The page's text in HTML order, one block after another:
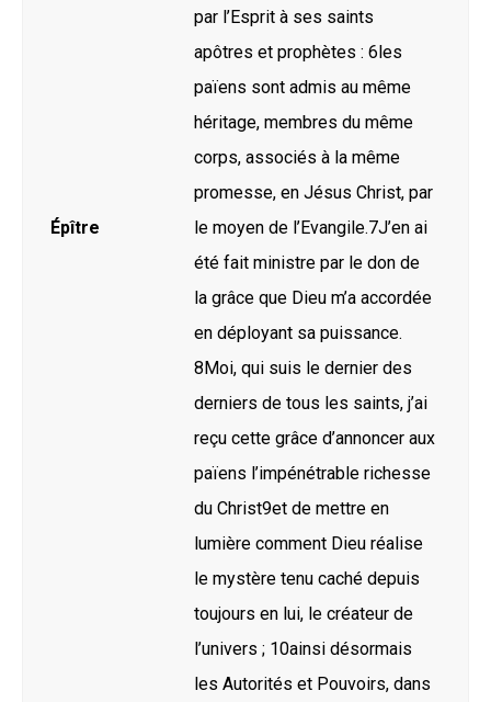
Épître
par l’Esprit à ses saints
apôtres et prophètes : 6les
païens sont admis au même
héritage, membres du même
corps, associés à la même
promesse, en Jésus Christ, par
le moyen de l’Evangile.7J’en ai
été fait ministre par le don de
la grâce que Dieu m’a accordée
en déployant sa puissance.
8Moi, qui suis le dernier des
derniers de tous les saints, j’ai
reçu cette grâce d’annoncer aux
païens l’impénétrable richesse
du Christ9et de mettre en
lumière comment Dieu réalise
le mystère tenu caché depuis
toujours en lui, le créateur de
l’univers ; 10ainsi désormais
les Autorités et Pouvoirs, dans